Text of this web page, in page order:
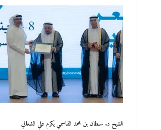
الشيخ د. سلطان بن محمد القاسمي يكرم علي الشعالي